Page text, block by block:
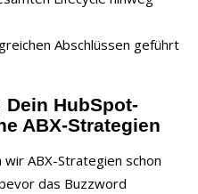
Abschlüssen geführt
Dein HubSpot-
ABX-Strategien
wir ABX-Strategien schon
das Buzzword